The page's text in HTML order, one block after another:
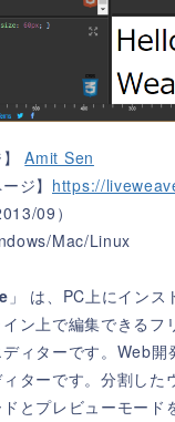
Amit Sen
ジ】 https://
09）
Mac/Linux
」 は、PC上にインス
ン上で編集できるフ
ィターです。Web開
ターです。分割した
とプレビューモード